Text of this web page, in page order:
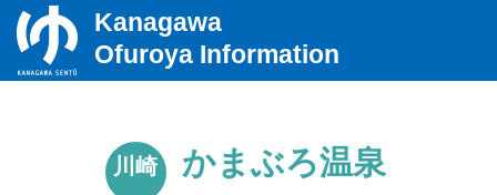
Kanagawa
Ofuroya Information
川崎かまぶろ温泉